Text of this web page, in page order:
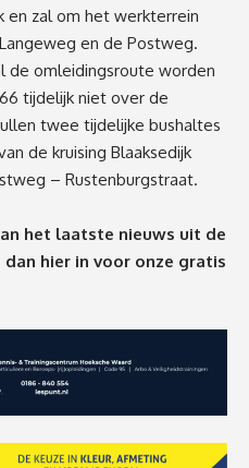
en zal om het werkterrein
en de Postweg.
de omleidingsroute worden
tijdelijk niet over de
twee tijdelijke bushaltes
de kruising Blaaksedijk
– Rustenburgstraat.
het laatste nieuws uit de
dan hier in voor onze gratis